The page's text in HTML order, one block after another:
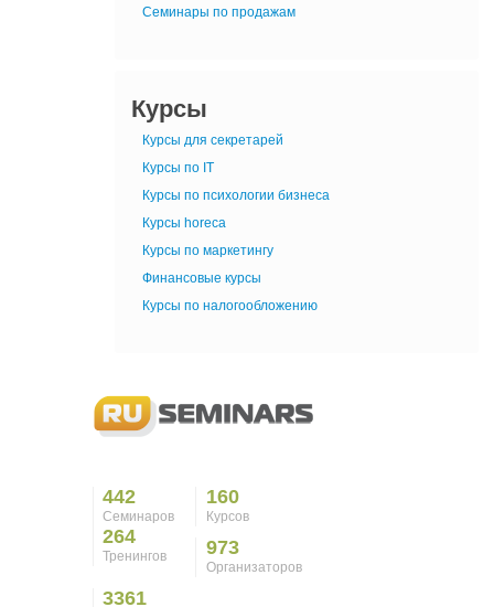
Семинары по продажам
Курсы
Курсы для секретарей
Курсы по IT
Курсы по психологии бизнеса
Курсы horeca
Курсы по маркетингу
Финансовые курсы
Курсы по налогообложению
442
Семинаров
160
Курсов
264
Тренингов 973
Организаторов
3361